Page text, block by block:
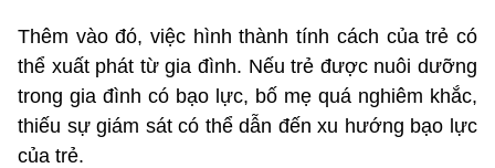
Thêm vào đó, việc hình thành tính cách của trẻ có
thể xuất phát từ gia đình. Nếu trẻ được nuôi dưỡng
trong gia đình có bạo lực, bố mẹ quá nghiêm khắc,
thiếu sự giám sát có thể dẫn đến xu hướng bạo lực
của trẻ.